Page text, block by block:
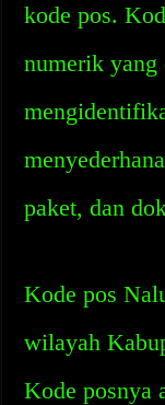
kode pos.
numerik yang
paket, dan
Kode pos
wilayah
Kode posnya